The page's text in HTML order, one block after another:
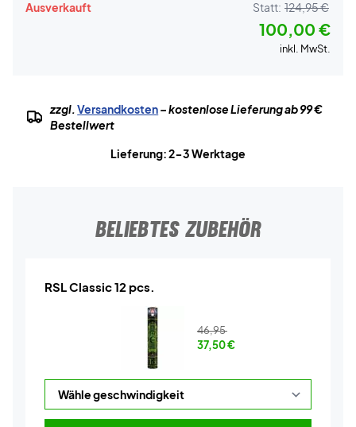
Ausverkauft Statt: 124,95 €
100,00 €
inkl. MwSt.
zzgl.Versandkosten– kostenlose Lieferung ab 99 €
Bestellwert
Lieferung: 2-3 Werktage
BELIEBTES ZUBEHÖR
RSL Classic 12 pcs.
46,95
37,50€